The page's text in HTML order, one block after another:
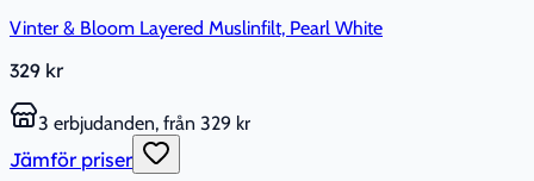
Vinter & Bloom Layered Muslinfilt, Pearl White
329 kr
3 erbjudanden, från 329 kr
Jämför priser